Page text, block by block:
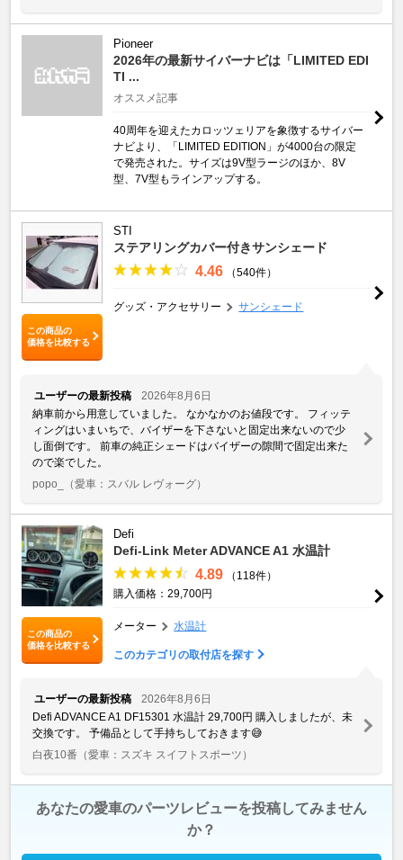
Pioneer
2026年の最新サイバーナビは「LIMITED EDI
TI ...
オススメ記事
40周年を迎えたカロッツェリアを象徴するサイバー
ナビより、「LIMITED EDITION」が4000台の限定
で発売された。サイズは9V型ラージのほか、8V
型、7V型もラインアップする。
この商品の
価格を比較する
STI
ステアリングカバー付きサンシェード
4.46 （540件）
グッズ・アクセサリー サンシェード
ユーザーの最新投稿
2026年8月6日
納車前から用意していました。 なかなかのお値段です。 フィッテ
ィングはいまいちで、バイザーを下さないと固定出来ないので少
し面倒です。 前車の純正シェードはバイザーの隙間で固定出来た
ので楽でした。
popo_
（愛車：スバル レヴォーグ）
この商品の
価格を比較する
Defi
Defi-Link Meter ADVANCE A1 水温計
4.89
（118件）
購入価格：29,700円
メーター 水温計
このカテゴリの取付店を探す
ユーザーの最新投稿
2026年8月6日
Defi ADVANCE A1 DF15301 水温計 29,700円 購入しましたが、未
交換です。 予備品として手持ちしておきます😅
白夜10番 （愛車：スズキ スイフトスポーツ）
あなたの愛車のパーツレビューを投稿してみません
か？